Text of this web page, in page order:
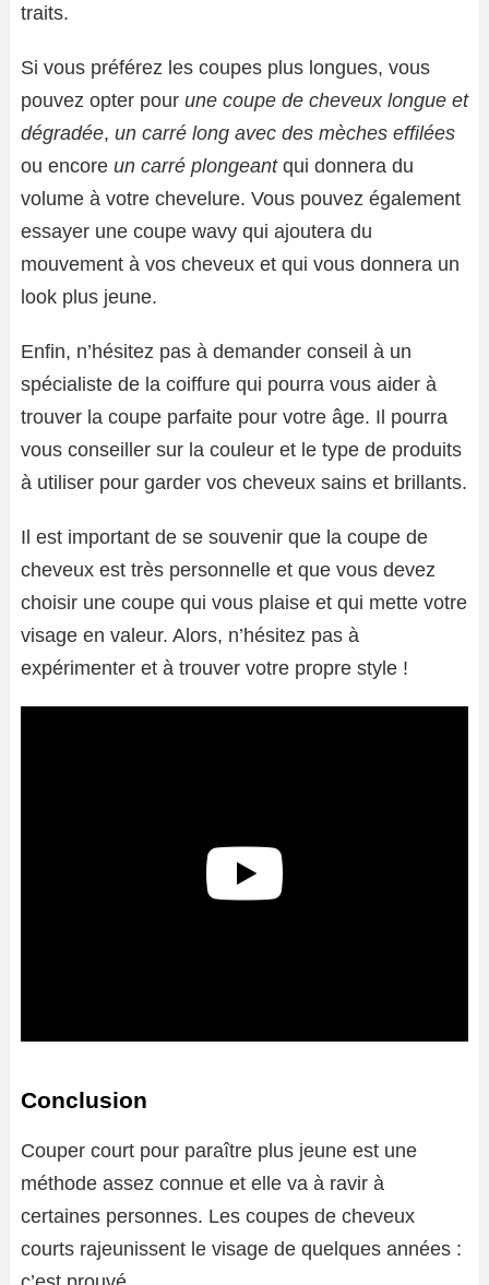
traits.
Si vous préférez les coupes plus longues, vous
pouvez opter pour une coupe de cheveux longue et
dégradée, un carré long avec des mèches effilées
ou encore un carré plongeantqui donnera du
volume à votre chevelure. Vous pouvez également
essayer une coupe wavy qui ajoutera du
mouvement à vos cheveux et qui vous donnera un
look plus jeune.
Enfin, n’hésitez pas à demander conseil à un
spécialiste de la coiffure qui pourra vous aider à
trouver la coupe parfaite pour votre âge. Il pourra
vous conseiller sur la couleur et le type de produits
à utiliser pour garder vos cheveux sains et brillants.
Il est important de se souvenir que la coupe de
cheveux est très personnelle et que vous devez
choisir une coupe qui vous plaise et qui mette votre
visage en valeur. Alors, n’hésitez pas à
expérimenter et à trouver votre propre style !
Conclusion
Couper court pour paraître plus jeune est une
méthode assez connue et elle va à ravir à
certaines personnes. Les coupes de cheveux
courts rajeunissent le visage de quelques années :